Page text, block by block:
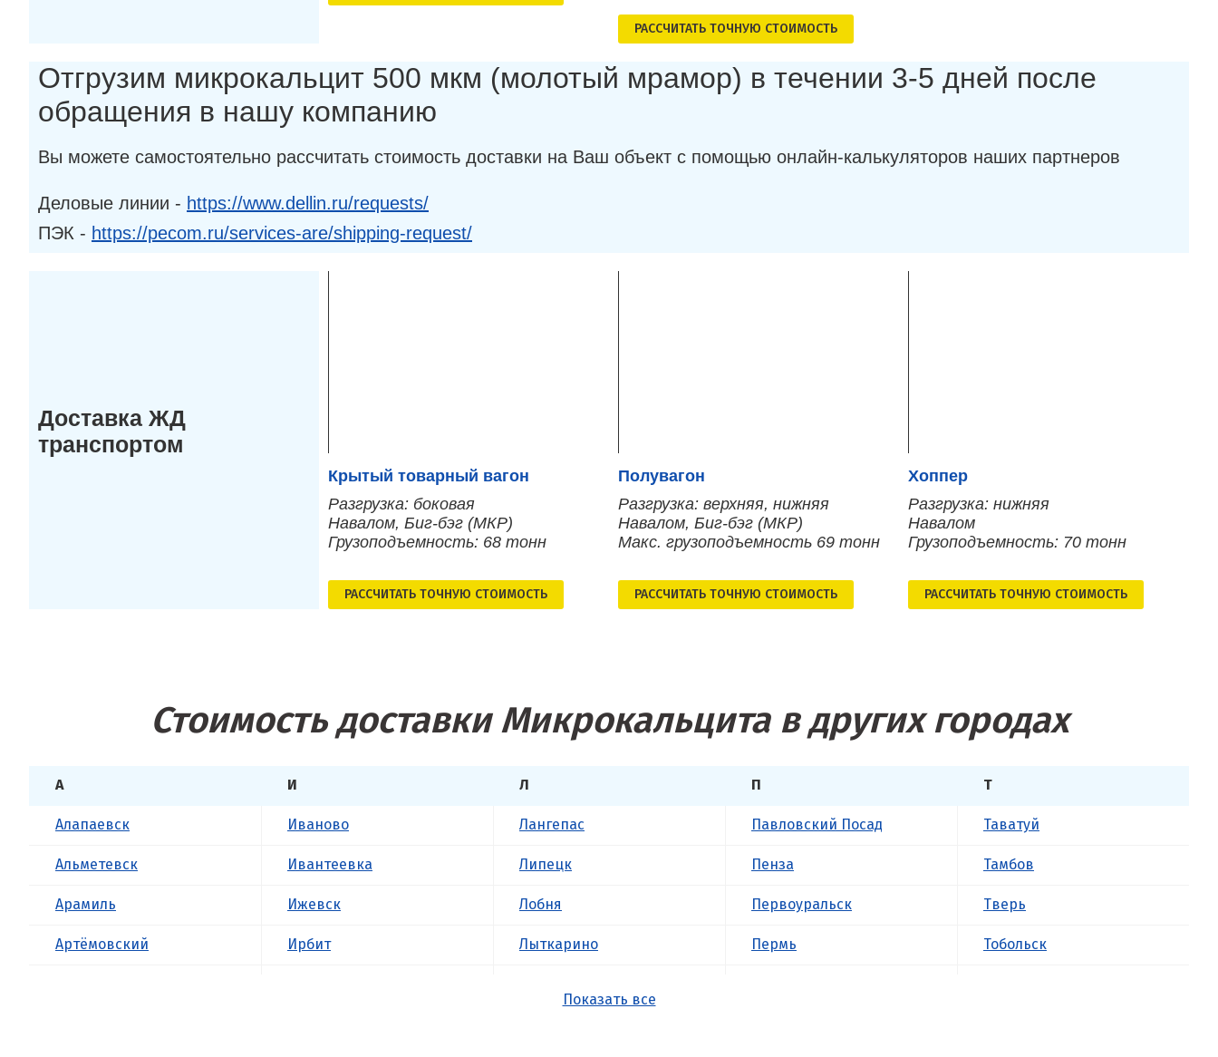
РАСCЧИТАТЬ ТОЧНУЮ СТОИМОСТЬ
Отгрузим микрокальцит 500 мкм (молотый мрамор) в течении 3-5 дней после
обращения в нашу компанию
Вы можете самостоятельно рассчитать стоимость доставки на Ваш объект с помощью онлайн-калькуляторов наших партнеров
Деловые линии - https://www.dellin.ru/requests/
ПЭК - https://pecom.ru/services-are/shipping-request/
Доставка ЖД
транспортом
Крытый товарный вагон
Разгрузка: боковая
Навалом, Биг-бэг (МКР)
Грузоподъемность: 68 тонн
РАСCЧИТАТЬ ТОЧНУЮ СТОИМОСТЬ
Полувагон
Разгрузка: верхняя, нижняя
Навалом, Биг-бэг (МКР)
Макс. грузоподъемность 69 тонн
РАСCЧИТАТЬ ТОЧНУЮ СТОИМОСТЬ
Хоппер
Разгрузка: нижняя
Навалом
Грузоподъемность: 70 тонн
РАСCЧИТАТЬ ТОЧНУЮ СТОИМОСТЬ
Стоимость доставки Микрокальцита в других городах
А
Алапаевск
Альметевск
Арамиль
Артёмовский
И
Иваново
Ивантеевка
Ижевск
Ирбит
Л
Лангепас
Липецк
Лобня
Лыткарино
П
Павловский Посад
Пенза
Первоуральск
Пермь
Т
Таватуй
Тамбов
Тверь
Тобольск
Показать все